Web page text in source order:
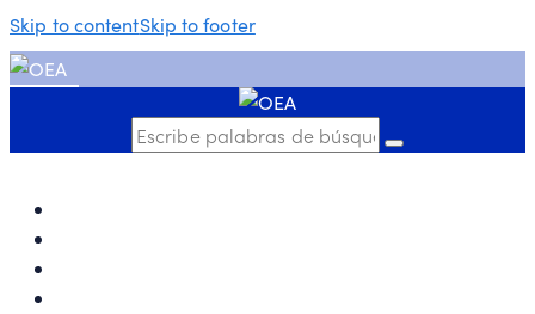
Skip to contentSkip to footer